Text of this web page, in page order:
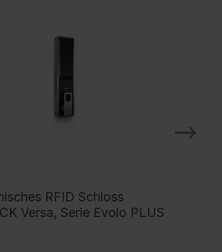
RFID Schloss
Versa, Serie Evolo PLUS